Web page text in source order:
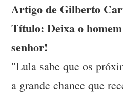
Artigo de Gilberto
Título: Deixa o
senhor!
"Lula sabe que os
a grande chance que